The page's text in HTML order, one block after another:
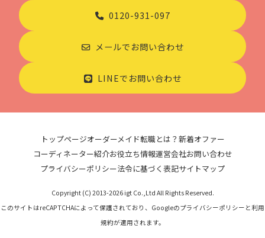
0120-931-097
メールでお問い合わせ
LINEでお問い合わせ
トップページオーダーメイド転職とは？ 新着オファー
コーディネーター紹介お役立ち情報運営会社お問い合わせ
プライバシーポリシー法令に基づく表記サイトマップ
Copyright (C) 2013-2026 igt Co.,Ltd All Rights Reserved.
このサイトはreCAPTCHAによって保護されており、Googleのプライバシーポリシーと利用
規約が適用されます。